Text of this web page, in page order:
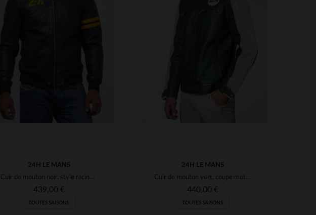
24H LE MANS
Cuir de mouton noir, style racing inspiré des 24 Heures du Mans.
439,00 €
TOUTES SAISONS
24H LE MANS
Cuir de mouton vert, coupe motarde, hommage aux 24 Heures du Mans.
440,00 €
TOUTES SAISONS